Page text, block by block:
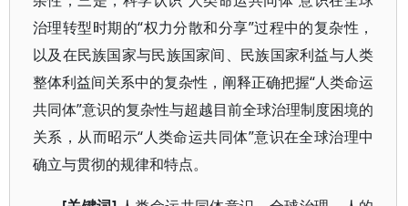
治理转型时期的“权力分散和分享”过程中的复杂性，
以及在民族国家与民族国家间、民族国家利益与人类
整体利益间关系中的复杂性，阐释正确把握“人类命运
共同体”意识的复杂性与超越目前全球治理制度困境的
关系，从而昭示“人类命运共同体”意识在全球治理中
确立与贯彻的规律和特点。